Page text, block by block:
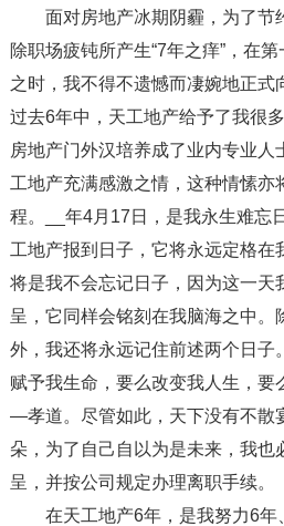
面对房地产冰期阴霾，为了节
除职场疲钝所产生“7年之痒”，在
之时，我不得不遗憾而凄婉地正式
过去6年中，天工地产给予了我很
房地产门外汉培养成了业内专业人
工地产充满感激之情，这种情愫亦
程。__年4月17日，是我永生难忘
工地产报到日子，它将永远定格在
将是我不会忘记日子，因为这一天
呈，它同样会铭刻在我脑海之中。
外，我还将永远记住前述两个日子
赋予我生命，要么改变我人生，要
—孝道。尽管如此，天下没有不散
朵，为了自己自以为是未来，我也
呈，并按公司规定办理离职手续。
在天工地产6年，是我努力6